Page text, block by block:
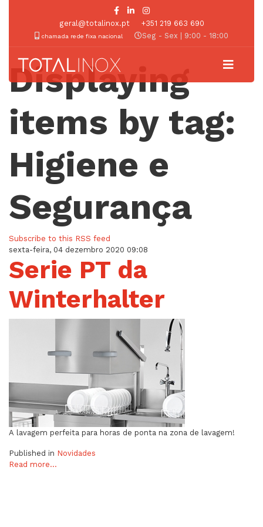
geral@totalinox.pt +351 219 663 690
chamada rede fixa nacional Seg - Sex | 9:00 - 18:00
Displaying
items by tag:
Higiene e
Segurança
Subscribe to this RSS feed
sexta-feira, 04 dezembro 2020 09:08
Serie PT da
Winterhalter
A lavagem perfeita para horas de ponta na zona de lavagem!
Published in Novidades
Read more...